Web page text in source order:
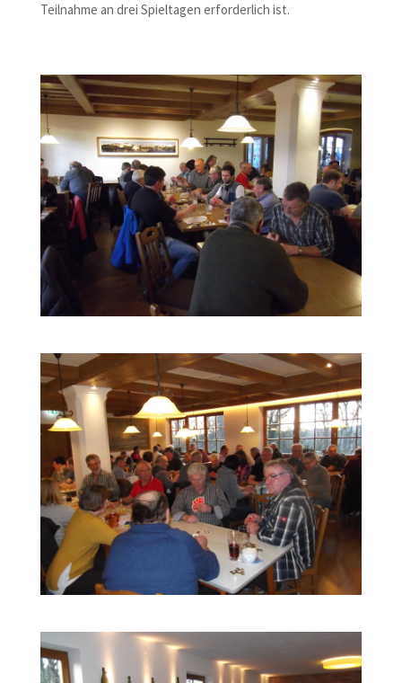
Teilnahme an drei Spieltagen erforderlich ist.